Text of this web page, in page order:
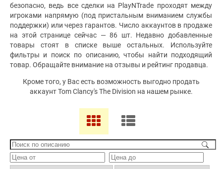
безопасно, ведь все сделки на PlayNTrade проходят между
игроками напрямую (под пристальным вниманием службы
поддержки) или через гарантов. Число аккаунтов в продаже
на этой странице сейчас — 86 шт. Недавно добавленные
товары стоят в списке выше остальных. Используйте
фильтры и поиск по описанию, чтобы найти подходящий
товар. Обращайте внимание на отзывы и рейтинг продавца.
Кроме того, у Вас есть возможность выгодно продать
аккаунт Tom Clancy's The Division на нашем рынке.